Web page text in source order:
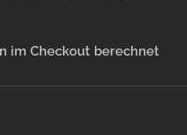
im Checkout berechnet